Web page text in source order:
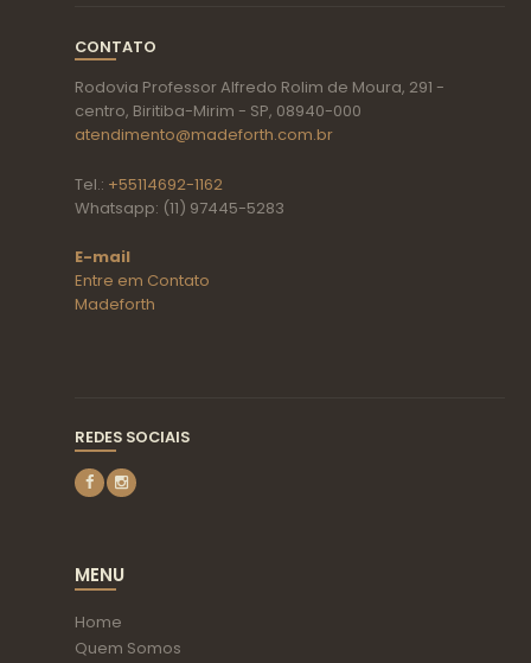
CONTATO
Rodovia Professor Alfredo Rolim de Moura, 291 -
centro, Biritiba-Mirim - SP, 08940-000
atendimento@madeforth.com.br
Tel.: +55114692-1162
Whatsapp: (11) 97445-5283
E-mail
Entre em Contato
Madeforth
REDES SOCIAIS
MENU
Home
Quem Somos